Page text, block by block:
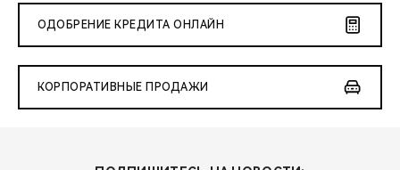
ОДОБРЕНИЕ КРЕДИТА ОНЛАЙН
КОРПОРАТИВНЫЕ ПРОДАЖИ